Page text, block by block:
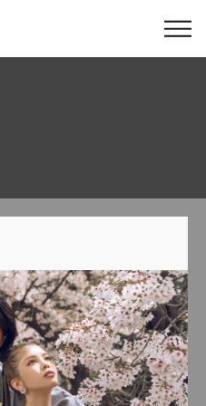
US
い合わせはこちら